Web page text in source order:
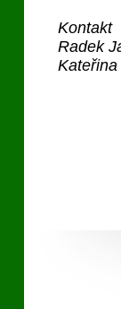
Kontakt
Radek